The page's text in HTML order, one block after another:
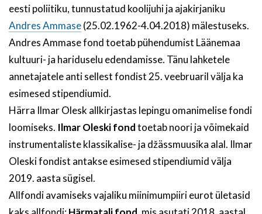
eesti poliitiku, tunnustatud koolijuhi ja ajakirjaniku
Andres Ammase(25.02.1962-4.04.2018) mälestuseks.
Andres Ammase fond toetab pühendumist Läänemaa
kultuuri- ja hariduselu edendamisse. Tänu lahketele
annetajatele anti sellest fondist 25. veebruaril välja ka
esimesed stipendiumid.
Härra Ilmar Olesk allkirjastas lepingu omanimelise fondi
loomiseks. Ilmar Oleski fondtoetab noori ja võimekaid
instrumentaliste klassikalise- ja džässmuusika alal. Ilmar
Oleski fondist antakse esimesed stipendiumid välja
2019. aasta sügisel.
Allfondi avamiseks vajaliku miinimumpiiri eurot ületasid